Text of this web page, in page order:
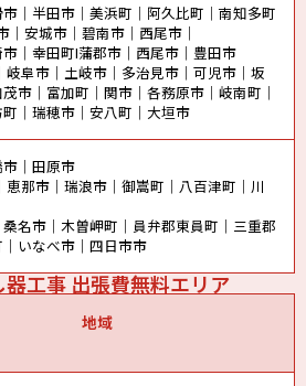
｜半田市｜美浜町｜阿久比町｜南知多町
｜安城市｜碧南市｜西尾市｜
｜幸田町I蒲郡市｜西尾市｜豊田市
岐阜市｜土岐市｜多治見市｜可児市｜坂
市｜富加町｜関市｜各務原市｜岐南町｜
｜瑞穂市｜安八町｜大垣市
｜田原市
恵那市｜瑞浪市｜御嵩町｜八百津町｜川
桑名市｜木曽岬町｜員弁郡東員町｜三重郡
いなべ市｜四日市市
器工事 出張費無料エリア
地域